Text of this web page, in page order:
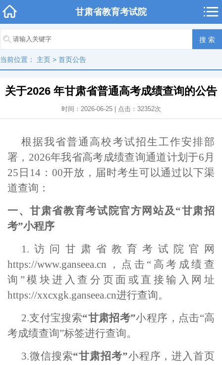
甘肃省教育考试院
当前位置： 主页 > 首页公告
关于2026 年甘肃省普通高考成绩查询的公告
时间：2026-06-25 | 点击： 32352次
根据我省普通高校考试招生工作安排部
署 ，2026年我省高考成绩查询通道计划于6月
25日14：00开放， 届时考生可以通过以下渠
道查询 ：
一、甘肃省教育考试院官方网站及“甘肃招
考”小程序
1.访问甘肃省教育考试院官网
https://www.ganseea.cn，点击“高考成绩查
询”模块进入查分页面或直接输入网址
https://xxcxgk.ganseea.cn进行查询。
2.支付宝搜索“甘肃招考”小程序，点击“高
考成绩查询”标签进行查询。
3.微信搜索“甘肃招考”小程序，进入首页